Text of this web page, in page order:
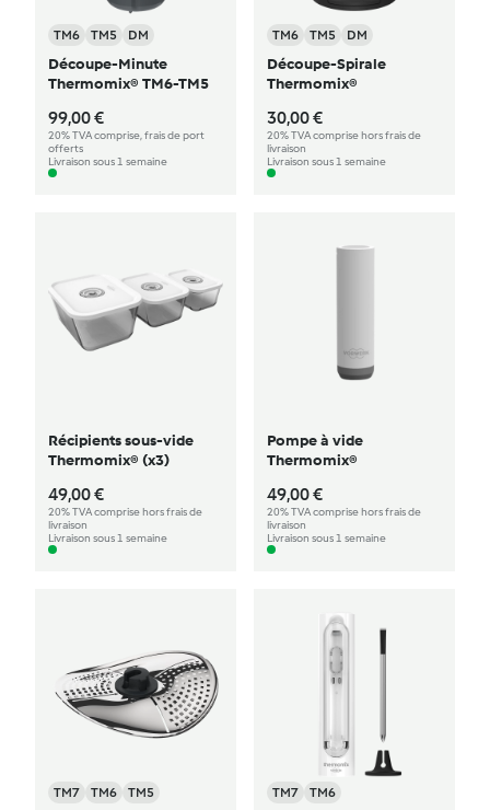
TM6 TM5 DM
Découpe-Minute
Thermomix® TM6-TM5
99,00 €
20% TVA comprise, frais de port
offerts
Livraison sous 1 semaine
TM6 TM5 DM
Découpe-Spirale
Thermomix®
30,00 €
20% TVA comprise hors frais de
livraison
Livraison sous 1 semaine
Récipients sous-vide
Thermomix® (x3)
49,00 €
20% TVA comprise hors frais de
livraison
Livraison sous 1 semaine
Pompe à vide
Thermomix®
49,00 €
20% TVA comprise hors frais de
livraison
Livraison sous 1 semaine
TM7 TM6 TM5 TM7 TM6